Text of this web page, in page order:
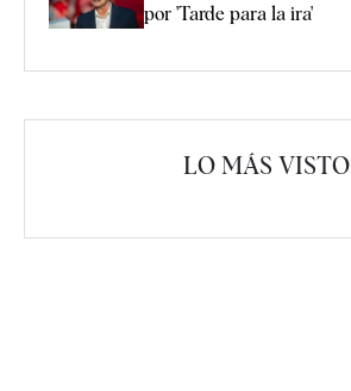
por 'Tarde para la ira'
LO MÁS VISTO